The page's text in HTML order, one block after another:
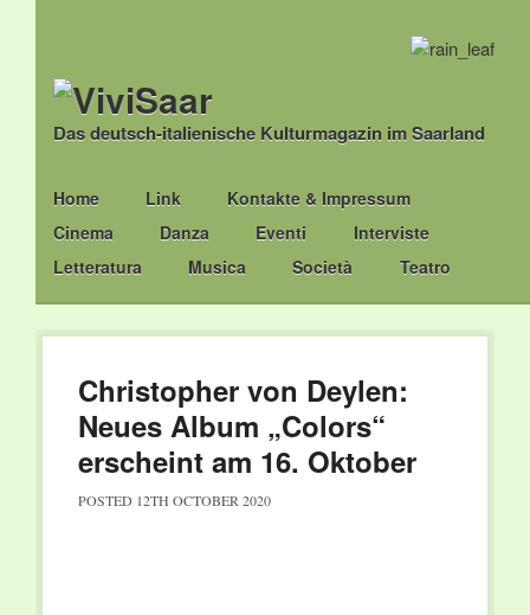
Das deutsch-italienische Kulturmagazin im Saarland
Main menu
Skip
to
content
Home Link
Kontakte & Impressum
Cinema
Danza Eventi
Interviste
Letteratura
Musica Società Teatro
Christopher von Deylen:
Neues Album „Colors“
erscheint am 16. Oktober
POSTED 12TH OCTOBER 2020